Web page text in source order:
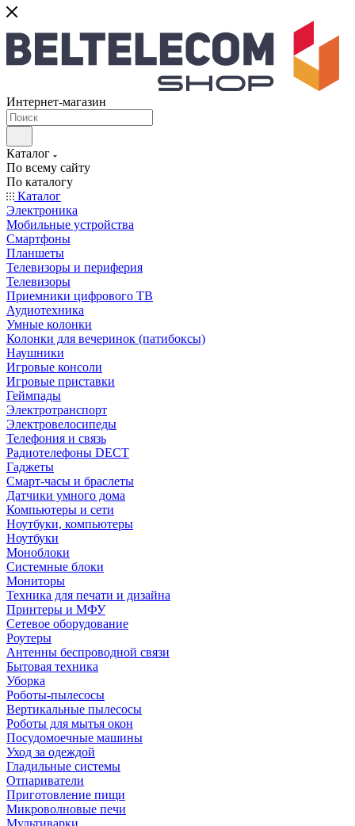
Интернет-магазин
Каталог
По всему сайту
По каталогу
Каталог
Электроника
Мобильные устройства
Смартфоны
Планшеты
Телевизоры и периферия
Телевизоры
Приемники цифрового ТВ
Аудиотехника
Умные колонки
Колонки для вечеринок (патибоксы)
Наушники
Игровые консоли
Игровые приставки
Геймпады
Электротранспорт
Электровелосипеды
Телефония и связь
Радиотелефоны DECT
Гаджеты
Смарт-часы и браслеты
Датчики умного дома
Компьютеры и сети
Ноутбуки, компьютеры
Ноутбуки
Моноблоки
Системные блоки
Мониторы
Техника для печати и дизайна
Принтеры и МФУ
Сетевое оборудование
Роутеры
Антенны беспроводной связи
Бытовая техника
Уборка
Роботы-пылесосы
Вертикальные пылесосы
Роботы для мытья окон
Посудомоечные машины
Уход за одеждой
Гладильные системы
Отпариватели
Приготовление пищи
Микроволновые печи
Мультиварки